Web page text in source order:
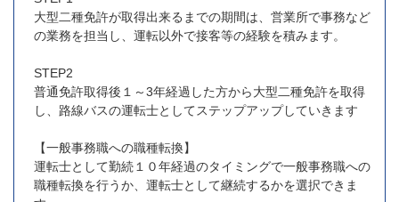
大型二種免許が取得出来るまでの期間は、営業所で事務など
の業務を担当し、運転以外で接客等の経験を積みます。
STEP2
普通免許取得後１～3年経過した方から大型二種免許を取得
し、路線バスの運転士としてステップアップしていきます
【一般事務職への職種転換】
運転士として勤続１０年経過のタイミングで一般事務職への
職種転換を行うか、運転士として継続するかを選択できま